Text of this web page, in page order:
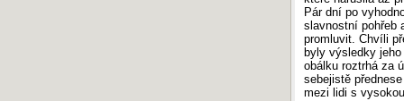
Pár dní po
slavnostní pohřeb
promluvit. Chvíli
byly výsledky
obálku roztrhá za
sebejistě
mezi lidi s